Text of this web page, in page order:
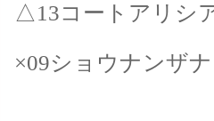
△13コートアリシ
×09ショウナンザ